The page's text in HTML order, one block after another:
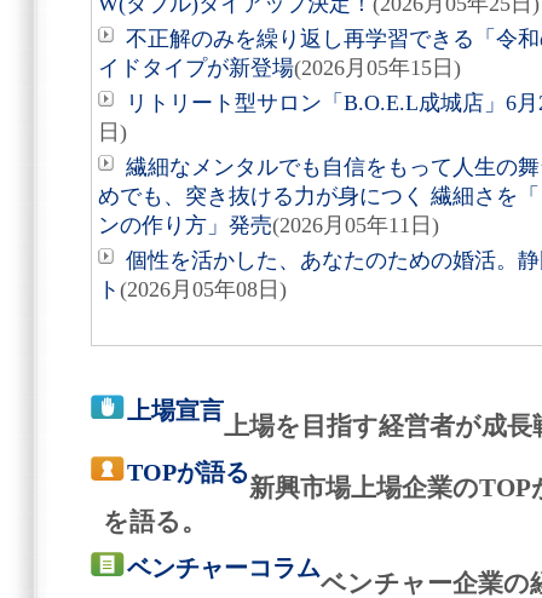
不正解のみを繰り返し再学習できる「令
イドタイプが新登場(2026月05年15日)
リトリート型サロン「B.O.E.L成城店」6
日)
繊細なメンタルでも自信をもって人生の
めでも、突き抜ける力が身につく 繊細さを
ンの作り方」発売(2026月05年11日)
個性を活かした、あなたのための婚活。
ト (2026月05年08日)
上場宣言
上場を目指す経営者が成
TOPが語る
新興市場上場企業の
を語る。
ベンチャーコラム
ベンチャー企業の